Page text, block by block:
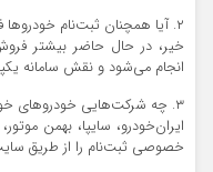
۲. آیا همچنان ثبت‌نام خودروها فقط از طریق این سامانه انجام می‌شود؟
خیر، در حال حاضر بیشتر
انجام می‌شود و نقش سامانه
۳. چه شرکت‌هایی خودروهای خود را به‌صورت مستقل ثبت‌نام می‌کنند؟
ایران‌خودرو، سایپا، بهمن
خصوصی ثبت‌نام را از طریق